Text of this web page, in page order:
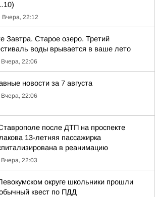
Вчера, 22:12
Завтра. Старое озеро. Третий
воды врывается в ваше лето
Вчера, 22:06
новости за 7 августа
Вчера, 22:06
после ДТП на проспекте
13-летняя пассажирка
в реанимацию
Вчера, 22:03
округе школьники прошли
квест по ПДД